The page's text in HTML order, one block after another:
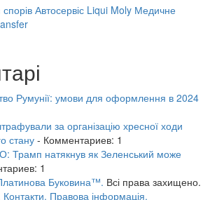
Автосервіс Liqui Moly Медичне
Румунії: умови для оформлення в 2024
за організацію хресної ходи
стану - Комментариев: 1
Трамп натякнув як Зеленський може
1
Буковина™. Всі права захищено.
Контакти. Правова інформація.